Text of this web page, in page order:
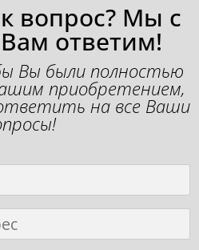
вопрос? Мы с
ответим!
Вы были полностью
приобретением,
на все Ваши